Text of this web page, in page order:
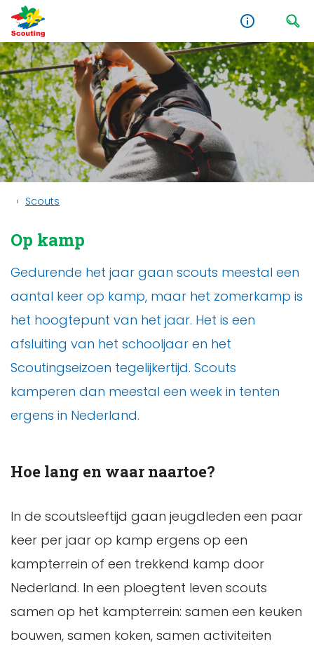
Scouts
Op kamp
Gedurende het jaar gaan scouts meestal een
aantal keer op kamp, maar het zomerkamp is
het hoogtepunt van het jaar. Het is een
afsluiting van het schooljaar en het
Scoutingseizoen tegelijkertijd. Scouts
kamperen dan meestal een week in tenten
ergens in Nederland.
Hoe lang en waar naartoe?
In de scoutsleeftijd gaan jeugdleden een paar
keer per jaar op kamp ergens op een
kampterrein of een trekkend kamp door
Nederland. In een ploegtent leven scouts
samen op het kampterrein: samen een keuken
bouwen, samen koken, samen activiteiten